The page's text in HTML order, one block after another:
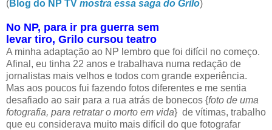
(Blog do NP TV mostra essa saga do Grilo)
No NP, para ir pra guerra sem
levar tiro, Grilo cursou teatro
A minha adaptação ao NP lembro que foi difícil no começo.
Afinal, eu tinha 22 anos e trabalhava numa redação de
jornalistas mais velhos e todos com grande experiência.
Mas aos poucos fui fazendo fotos diferentes e me sentia
desafiado ao sair para a rua atrás de bonecos {foto de uma
fotografia, para retratar o morto em vida} de vítimas, trabalho
que eu considerava muito mais difícil do que fotografar